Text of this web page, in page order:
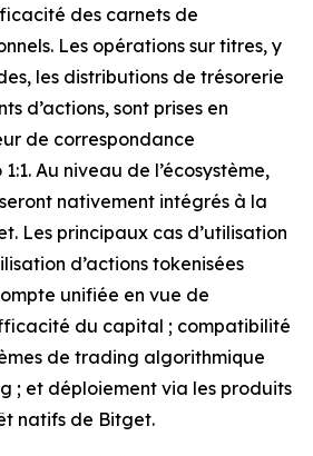
des carnets de
Les opérations sur titres, y
les distributions de trésorerie
d’actions, sont prises en
de correspondance
Au niveau de l’écosystème,
nativement intégrés à la
Les principaux cas d’utilisation
d’actions tokenisées
unifiée en vue de
du capital ; compatibilité
de trading algorithmique
; et déploiement via les produits
natifs de Bitget.